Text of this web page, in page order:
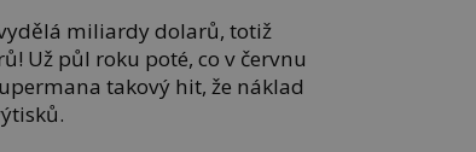
miliardy dolarů, totiž
Už půl roku poté, co v červnu
takový hit, že náklad